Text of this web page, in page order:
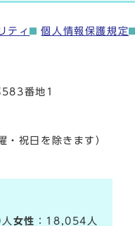
ティ 個人情報保護規定
番地1
祝日を除きます）
女性 ：18,054人